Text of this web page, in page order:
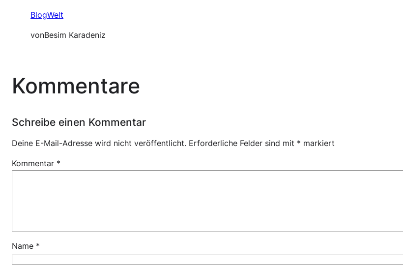
BlogWelt
vonBesim Karadeniz
Kommentare
Schreibe einen Kommentar
Deine E-Mail-Adresse wird nicht veröffentlicht. Erforderliche Felder sind mit * markiert
Kommentar *
Name *